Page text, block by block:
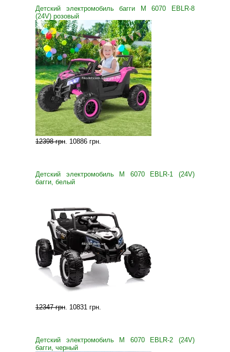
Детский электромобиль багги M 6070 EBLR-8
(24V) розовый
12398 грн. 10886 грн.
Детский электромобиль M 6070 EBLR-1 (24V)
багги, белый
12347 грн. 10831 грн.
Детский электромобиль M 6070 EBLR-2 (24V)
багги, черный